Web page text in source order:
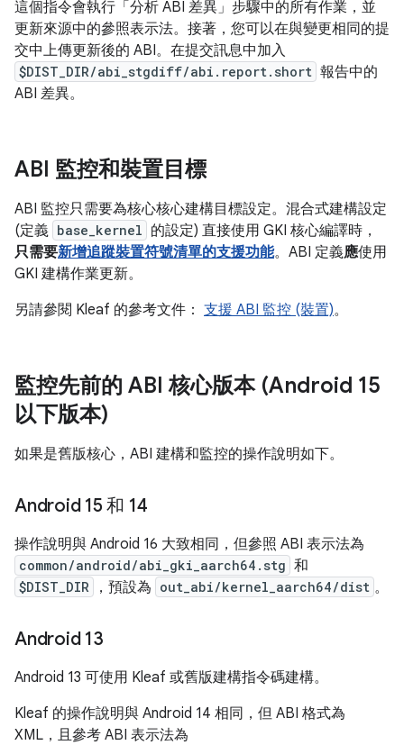
這個指令會執行「分析 ABI 差異」 步驟中的所有作業，並
更新來源中的參照表示法。接著，您可以在與變更相同的提
交中上傳更新後的 ABI。在提交訊息中加入
$DIST_DIR/abi_stgdiff/abi.report.short 報告中的
ABI 差異。
ABI 監控和裝置目標
ABI 監控只需要為核心核心建構目標設定。混合式建構設定
(定義 base_kernel 的設定) 直接使用 GKI 核心編譯時，
只需要新增追蹤裝置符號清單的支援功能。ABI 定義應使用
GKI 建構作業更新。
另請參閱 Kleaf 的參考文件： 支援 ABI 監控 (裝置)。
監控先前的 ABI 核心版本 (Android 15
以下版本)
如果是舊版核心，ABI 建構和監控的操作說明如下。
Android 15 和 14
操作說明與 Android 16 大致相同，但參照 ABI 表示法為
common/android/abi_gki_aarch64.stg 和
$DIST_DIR ，預設為 out_abi/kernel_aarch64/dist 。
Android 13
Android 13 可使用 Kleaf 或舊版建構指令碼建構。
Kleaf 的操作說明與 Android 14 相同，但 ABI 格式為
XML，且參考 ABI 表示法為